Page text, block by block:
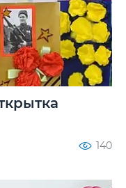
140